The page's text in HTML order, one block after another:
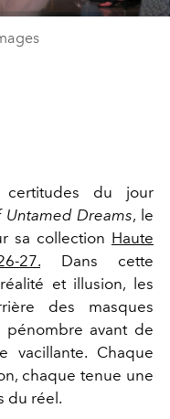
certitudes du jour
Untamed Dreams, le
sa collection Haute
27. Dans cette
et illusion, les
des masques
pénombre avant de
vacillante. Chaque
chaque tenue une
du réel.